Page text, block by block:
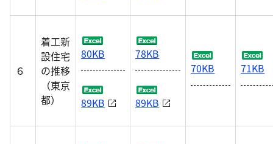
６
着工新
設住宅
の推移
（東京
都）
80KB
89KB
78KB
89KB
70KB 71KB